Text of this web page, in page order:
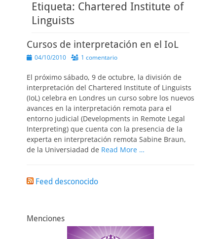
Etiqueta: Chartered Institute of
Linguists
Cursos de interpretación en el IoL
Publicado
04/10/2010 1 comentario
El próximo sábado, 9 de octubre, la división de
interpretación del Chartered Institute of Linguists
(IoL) celebra en Londres un curso sobre los nuevos
avances en la interpretación remota para el
entorno judicial (Developments in Remote Legal
Interpreting) que cuenta con la presencia de la
experta en interpretación remota Sabine Braun,
de la Universiadad de Read More …
Feed desconocido
Menciones